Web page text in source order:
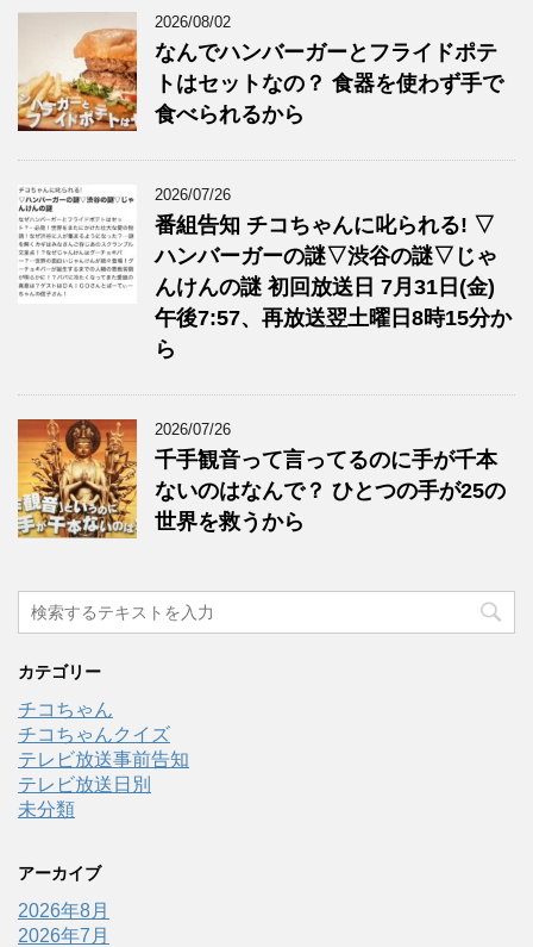
2026/08/02
なんでハンバーガーとフライドポテ
トはセットなの？ 食器を使わず手で
食べられるから
2026/07/26
番組告知 チコちゃんに叱られる! ▽
ハンバーガーの謎▽渋谷の謎▽じゃ
んけんの謎 初回放送日 7月31日(金)
午後7:57、再放送翌土曜日8時15分か
ら
2026/07/26
千手観音って言ってるのに手が千本
ないのはなんで？ ひとつの手が25の
世界を救うから
カテゴリー
チコちゃん
チコちゃんクイズ
テレビ放送事前告知
テレビ放送日別
未分類
アーカイブ
2026年8月
2026年7月